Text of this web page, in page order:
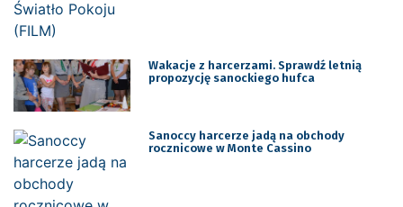
Wakacje z harcerzami. Sprawdź letnią
propozycję sanockiego hufca
Sanoccy harcerze jadą na obchody
rocznicowe w Monte Cassino